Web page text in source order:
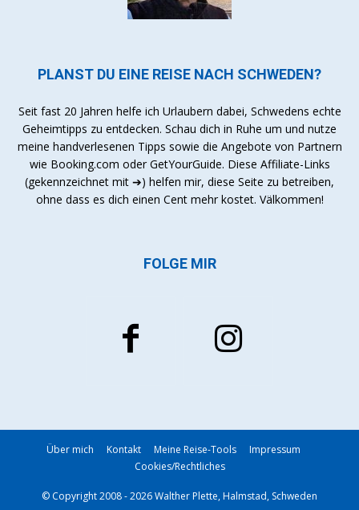
PLANST DU EINE REISE NACH SCHWEDEN?
Seit fast 20 Jahren helfe ich Urlaubern dabei, Schwedens echte
Geheimtipps zu entdecken. Schau dich in Ruhe um und nutze
meine handverlesenen Tipps sowie die Angebote von Partnern
wie Booking.com oder GetYourGuide. Diese Affiliate-Links
(gekennzeichnet mit ➔) helfen mir, diese Seite zu betreiben,
ohne dass es dich einen Cent mehr kostet. Välkommen!
FOLGE MIR
© Copyright 2008 - 2026 Walther Plette, Halmstad, Schweden
Über mich Kontakt Meine Reise-Tools
Impressum
Cookies/Rechtliches